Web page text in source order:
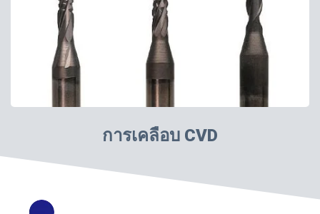
การเคลือบ CVD